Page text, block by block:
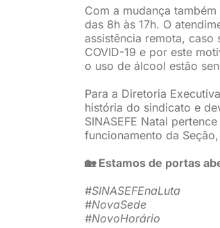
Com a mudança
das 8h às 17h. O
assistência remota,
COVID-19 e por este
o uso de álcool estão
Para a Diretoria
história do sindicato e
SINASEFE Natal
funcionamento da
🏡 Estamos de portas
#SINASEFEnaLuta
#NovaSede
#NovoHorário